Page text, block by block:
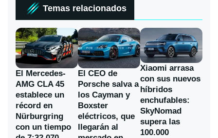
Temas relacionados
El Mercedes-
AMG CLA 45
establece un
récord en
Nürburgring
con un tiempo
El CEO de
Porsche salva a
los Cayman y
Boxster
eléctricos, que
llegarán al
Xiaomi arrasa
con sus nuevos
híbridos
enchufables:
SkyNomad
supera las
100.000